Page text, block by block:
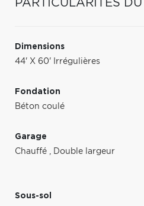
PARTICULARITÉS DU
Dimensions
44' X 60' Irrégulières
Fondation
Béton coulé
Garage
Chauffé , Double largeur
Sous-sol